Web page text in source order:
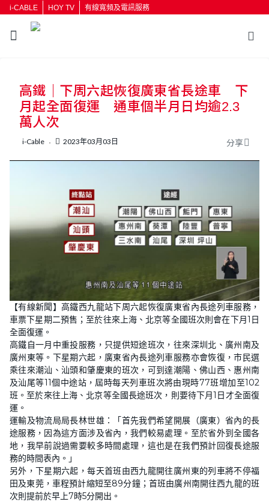
i-CABLE HOY TV 有線寬頻及電訊服務
按輸入鍵開始搜尋
高鐵｜下周六起恢復廣東省長途車 下
月起全面復運 通車個半月日均逾2.3
萬人次
i-Cable 2023年03月03日 分享
【有線新聞】高鐵西九龍站下周六起恢復廣東省內長途列車服務，
車票下星期二預售；至於往來上海、北京等全國班次則會在下月1日
全面復運。
高鐵自一月中重投服務，只提供短途班次，往來深圳北、廣州南及
廣州東等。下星期六起，廣東省內長途列車服務亦會恢復，市民選
乘往來潮汕、汕頭和肇慶東的班次，可到達潮陽、佛山西、惠州南
及汕尾等11個中途站，屆時每天列車班次將由現時77班增加至102
班。至於來往上海、北京等全國長途班次，則要待下月1日才全面復
運。
運輸及物流局局長林世雄：「首先我們希望開展（廣東）省內的長
途服務，因為這方面涉及省內，我們較易處理。至於省外到全國各
地，我早前說過需要較多時間處理，這也是在我們預計回復長途服
務的時間表內。」
另外，下星期六起，每天首班由西九龍開往廣州東的列車將不停福
田及東莞，車程預計縮短至89分鐘；首班由廣州南開往西九龍的班
次則提前於早上7時5分開出。